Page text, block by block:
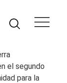
el segundo
para la